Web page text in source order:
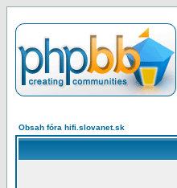
Obsah fóra hifi.slovanet.sk